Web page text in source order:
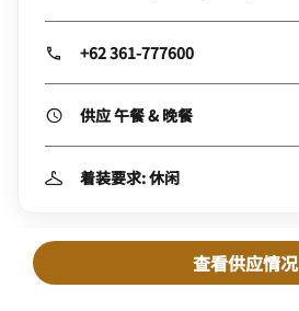
查看供应情况
+62 361-777600
供应 午餐 & 晚餐
着装要求: 休闲